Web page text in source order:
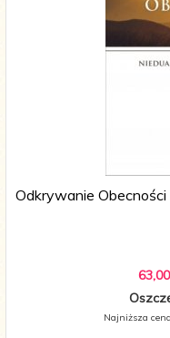
Odkrywanie Obecności
63,00
Najniższa